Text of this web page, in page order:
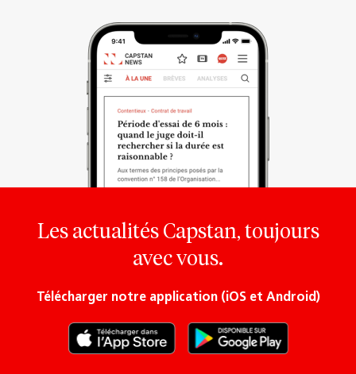
Les actualités Capstan, toujours
avec vous.
Télécharger notre application (iOS et Android)